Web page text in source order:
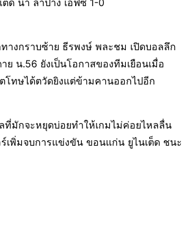
ด นำ ลำปาง เอฟซี 1-0
างกราบซ้าย ธีรพงษ์ พละชม เปิดบอลลึก
ย น.56 ยังเป็นโอกาสของทีมเยือนเมื่อ
ทษได้ตวัดยิงแต่ข้ามคานออกไปอีก
ที่มักจะหยุดบ่อยทำให้เกมไม่ค่อยไหลลื่น
พิ่มจบการแข่งขัน ขอนแก่น ยูไนเต็ด ชนะ